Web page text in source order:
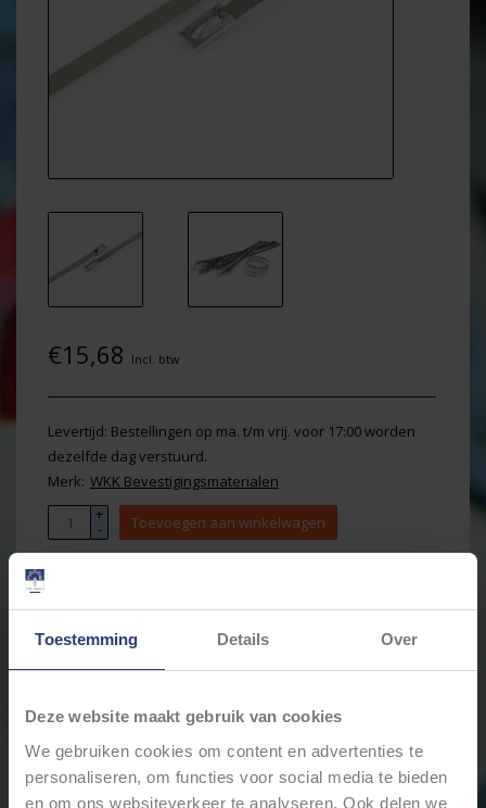
Toestemming Details Over
Deze website maakt gebruik van cookies
We gebruiken cookies om content en advertenties te
personaliseren, om functies voor social media te bieden
en om ons websiteverkeer te analyseren. Ook delen we
€15,68 Incl. btw
Levertijd: Bestellingen op ma. t/m vrij. voor 17:00 worden
dezelfde dag verstuurd.
Merk: WKK Bevestigingsmaterialen
+
- Toevoegen aan winkelwagen
Aan verlanglijst toevoegen
Toevoegen om te vergelijken
Informatie Reviews(0)
Artikelnummer: